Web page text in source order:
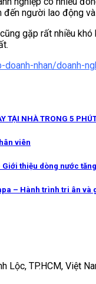
người lao động
gặp rất nhiều
nhan/doanh-
TẠI NHÀ TRONG 5
viên
Giới thiệu dòng nước
– Hành trình tri ân và
Lộc, TP.HCM, Việt